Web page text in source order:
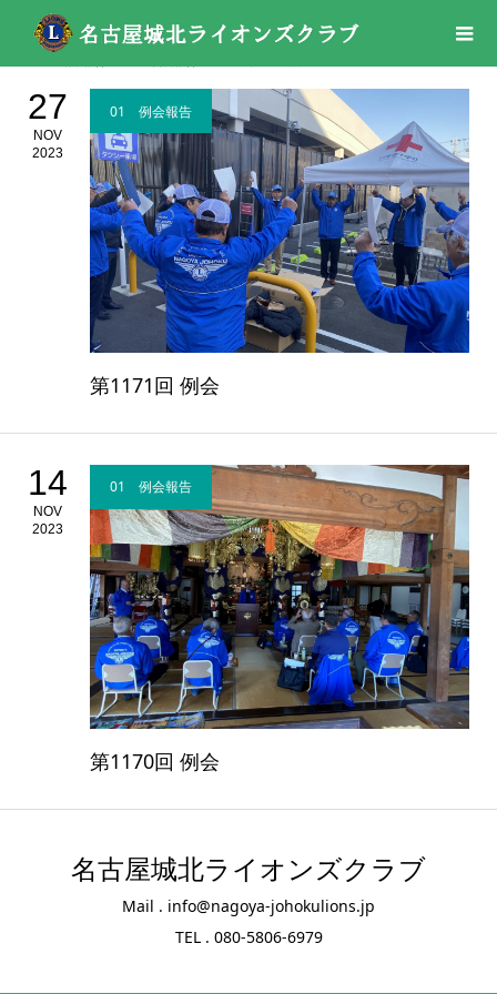
27
NOV
2023
01 例会報告
第1171回 例会
14
NOV
2023
01 例会報告
第1170回 例会
名古屋城北ライオンズクラブ
Mail . info@nagoya-johokulions.jp
TEL . 080-5806-6979